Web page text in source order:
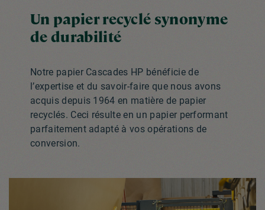
Un papier recyclé synonyme
de durabilité
Notre papier Cascades HP bénéficie de
l’expertise et du savoir-faire que nous avons
acquis depuis 1964 en matière de papier
recyclés. Ceci résulte en un papier performant
parfaitement adapté à vos opérations de
conversion.